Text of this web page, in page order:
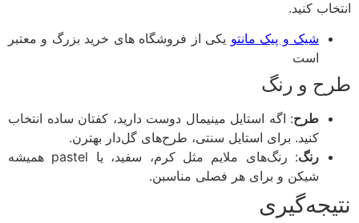
کنید.
شیک و پیک مانتویکی از فروشگاه های خرید بزرگ و معتبر
است
و رنگ
طرح: اگه استایل مینیمال دوست دارید، کفتان ساده انتخاب
کنید. برای استایل سنتی، طرح‌های گل‌دار بهترن.
رنگ
: رنگ‌های ملایم مثل کرم، سفید، یا pastel همیشه
شیکن و برای هر فصلی مناسبن.